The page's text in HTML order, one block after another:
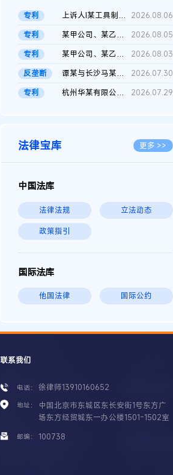
专利 上诉人I某工具制品有限公司与被上诉人程某及一审被告中华人民共和...
2026.08.06
专利
某甲公司、某乙公司、某丙公司申请诉前行为保全复议裁定书
2026.08.05
专利
某甲公司、某乙公司、官某与某丙公司专利申请权权属纠纷 二审判决...
2026.08.03
反垄断
谭某与长沙马某堆农产品股份有限公司滥用市场支配地位纠纷二审裁...
2026.07.30
专利
杭州华某有限公司与菲某有限公司侵害发明专利权纠纷 2026.07.29
法律宝库 更多 >>
中国法库
法律法规 立法动态
政策指引
国际法库
他国法律 国际公约
联系我们
电话： 徐律师13910160652
地址：
中国北京市东城区东长安街1号东方广
场东方经贸城东一办公楼1501-1502室
邮编： 100738